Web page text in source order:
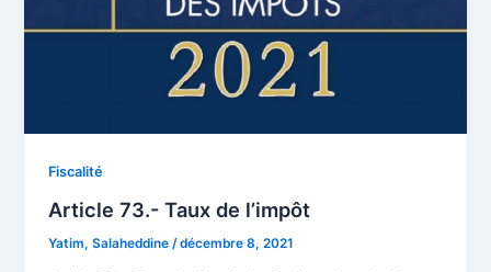
Fiscalité
Article 73.- Taux de l’impôt
Yatim, Salaheddine /décembre 8, 2021